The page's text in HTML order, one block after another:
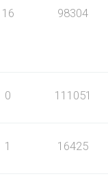
16 98304
0 111051
1 16425